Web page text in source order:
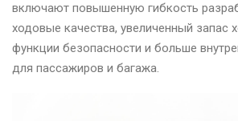
включают повышенную гибкость
ходовые качества, увеличенный запас
функции безопасности и больше
для пассажиров и багажа.